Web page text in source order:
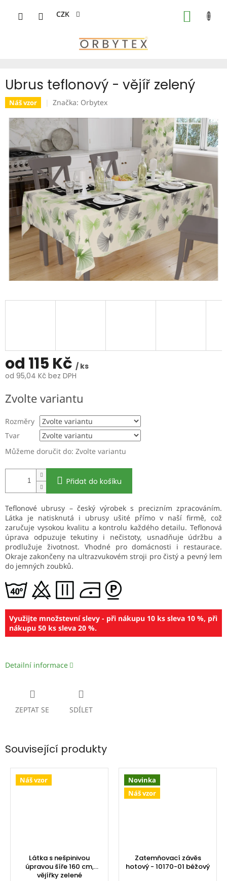
CZK
Ubrus teflonový - vějíř zelený
Náš vzor Značka: Orbytex
od 115 Kč / ks
od 95,04 Kč bez DPH
cena:
Zvolte variantu
Rozměry
Tvar
Můžeme doručit do: Zvolte variantu
Přidat do košíku
Teflonové ubrusy – český výrobek s precizním zpracováním.
Látka je natisknutá i ubrusy ušité přímo v naší firmě, což
zaručuje vysokou kvalitu a kontrolu každého detailu. Teflonová
úprava odpuzuje tekutiny i nečistoty, usnadňuje údržbu a
prodlužuje životnost. Vhodné pro domácnosti i restaurace.
Okraje zakončeny na ultrazvukovém stroji pro čistý a pevný lem
do jemných zoubků.
Využijte množstevní slevy - při nákupu 10 ks sleva 10 %, při
nákupu 50 ks sleva 20 %.
Detailní informace
ZEPTAT SE SDÍLET
Související produkty
Náš vzor
Látka s nešpinivou
úpravou šíře 160 cm,
vějířky zelené
Novinka
Náš vzor
Zatemňovací závěs
hotový - 10170-01 béžový